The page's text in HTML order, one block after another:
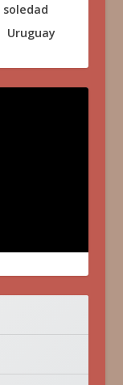
soledad
Uruguay